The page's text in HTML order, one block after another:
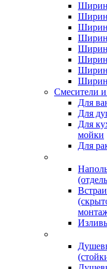
Смесители
Для
Для
Для
мойки
Для